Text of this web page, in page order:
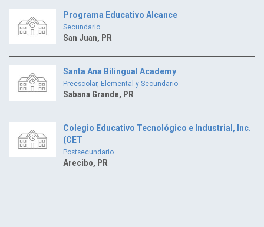
Programa Educativo Alcance
Secundario
San Juan, PR
Santa Ana Bilingual Academy
Preescolar, Elemental y Secundario
Sabana Grande, PR
Colegio Educativo Tecnológico e Industrial, Inc.
(CET
Postsecundario
Arecibo, PR